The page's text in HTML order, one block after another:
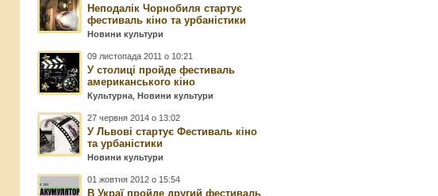
Неподалік Чорнобиля стартує
фестиваль кіно та урбаністики
Новини культури
09 листопада 2011 о 10:21
У столиці пройде фестиваль
американського кіно
Культурна ,Новини культури
27 червня 2014 о 13:02
У Львові стартує Фестиваль кіно
та урбаністики
Новини культури
01 жовтня 2012 о 15:54
В Украї пройде другий фестиваль